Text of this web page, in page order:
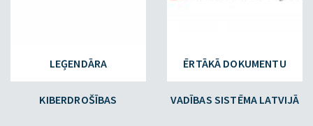
LEĢENDĀRA
KIBERDROŠĪBAS
ĒRTĀKĀ DOKUMENTU
VADĪBAS SISTĒMA LATVIJĀ